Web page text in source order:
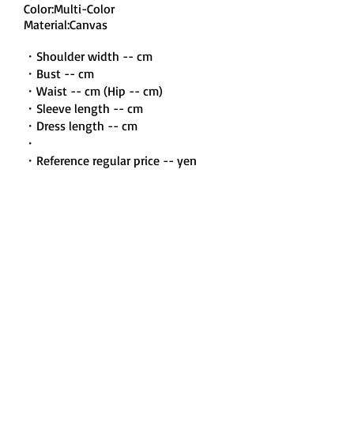
Color:Multi-Color
Material:Canvas
・Shoulder width -- cm
・Bust -- cm
・Waist -- cm (Hip -- cm)
・Sleeve length -- cm
・Dress length -- cm
・
・Reference regular price -- yen